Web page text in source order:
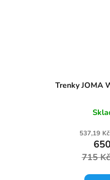
Trenky JOMA
537,19
715 Kč